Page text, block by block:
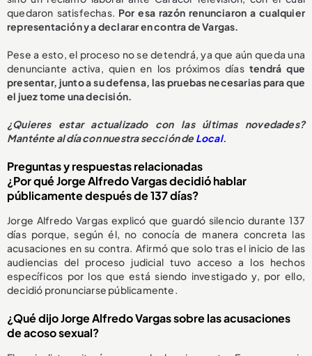
quedaron satisfechas. Por esa razón renunciaron a cualquier
representación y a declarar en contra de Vargas.
Pese a esto, el proceso no se detendrá, ya que aún queda una
denunciante activa, quien en los próximos díastendrá que
presentar, junto a su defensa, las pruebas necesarias para que
el juez tome una decisión.
¿Quieres estar actualizado con las últimas novedades?
Manténte al día con nuestra sección deLocal.
Preguntas y respuestas relacionadas
¿Por qué Jorge Alfredo Vargas decidió hablar
públicamente después de 137 días?
Jorge Alfredo Vargas explicó que guardó silencio durante 137
días porque, según él, no conocía de manera concreta las
acusaciones en su contra. Afirmó que solo tras el inicio de las
audiencias del proceso judicial tuvo acceso a los hechos
específicos por los que está siendo investigado y, por ello,
decidió pronunciarse públicamente.
¿Qué dijo Jorge Alfredo Vargas sobre las acusaciones
de acoso sexual?